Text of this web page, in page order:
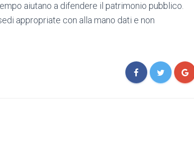
aiutano a difendere il patrimonio pubblico.
appropriate con alla mano dati e non